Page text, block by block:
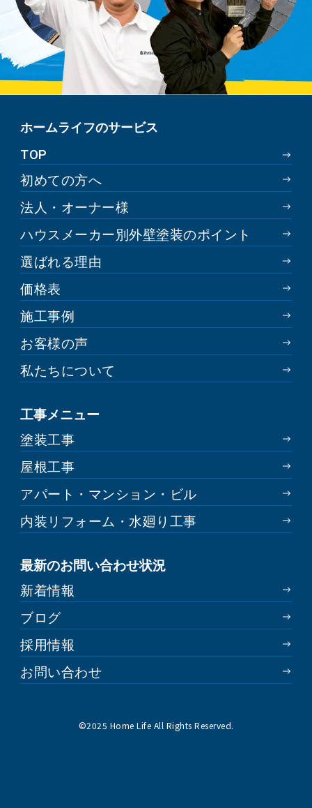
ホームライフのサービス
TOP
初めての方へ
法人・オーナー様
ハウスメーカー別外壁塗装のポイント
選ばれる理由
価格表
施工事例
お客様の声
私たちについて
工事メニュー
塗装工事
屋根工事
アパート・マンション・ビル
内装リフォーム・水廻り工事
最新のお問い合わせ状況
新着情報
ブログ
採用情報
お問い合わせ
©︎2025 Home Life All Rights Reserved.